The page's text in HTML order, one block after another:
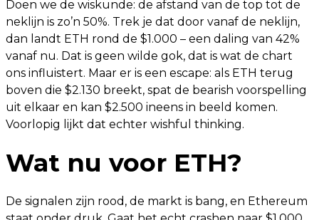
Doen we de wiskunde: de afstand van de top tot de
neklijn is zo’n 50%. Trek je dat door vanaf de neklijn,
dan landt ETH rond de $1.000 – een daling van 42%
vanaf nu. Dat is geen wilde gok, dat is wat de chart
ons influistert. Maar er is een escape: als ETH terug
boven die $2.130 breekt, spat de bearish voorspelling
uit elkaar en kan $2.500 ineens in beeld komen.
Voorlopig lijkt dat echter wishful thinking.
Wat nu voor ETH?
De signalen zijn rood, de markt is bang, en Ethereum